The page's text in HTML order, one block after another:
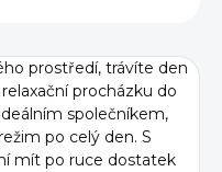
prostředí, trávíte den
procházku do
společníkem,
po celý den. S
mít po ruce dostatek